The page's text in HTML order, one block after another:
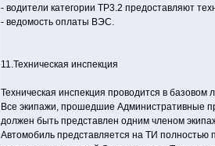
- водители категории ТР3.2 предоставляют
- ведомость оплаты ВЭС.
11.Техническая инспекция
Техническая инспекция проводится в базовом
Все экипажи, прошедшие Административные
должен быть представлен одним членом
Автомобиль представляется на ТИ полностью